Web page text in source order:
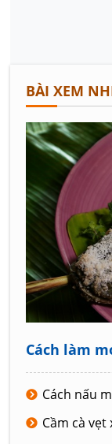
BÀI XEM
Cách làm
Cách nấu
Cầm cà